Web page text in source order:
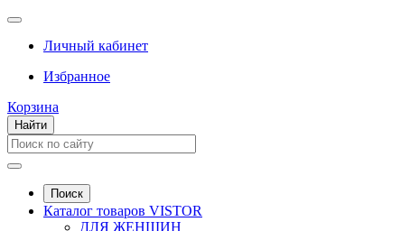
Личный кабинет
Избранное
Корзина
Найти
Поиск
Каталог товаров VISTOR
ДЛЯ ЖЕНЩИН